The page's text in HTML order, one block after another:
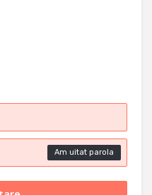
Am uitat parola